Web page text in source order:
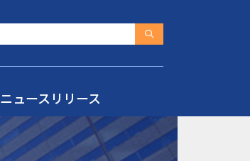
ニュースリリース